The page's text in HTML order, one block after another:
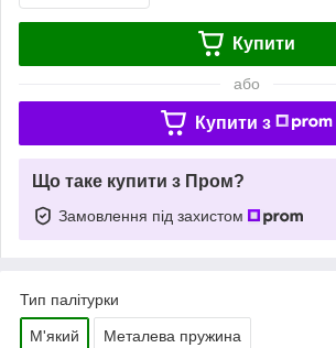
Купити
або
Купити з
Що таке купити з Пром?
Замовлення під захистом
Тип палітурки
М'який Металева пружина